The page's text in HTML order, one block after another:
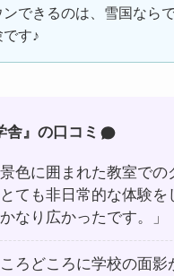
ンできるのは、雪国なら
す♪
舎』の口コミ
景色に囲まれた教室で
ても非日常的な体験を
なり広かったです。」
ころどころに学校の面影